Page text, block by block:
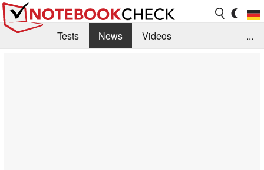
Tests News
Videos
...